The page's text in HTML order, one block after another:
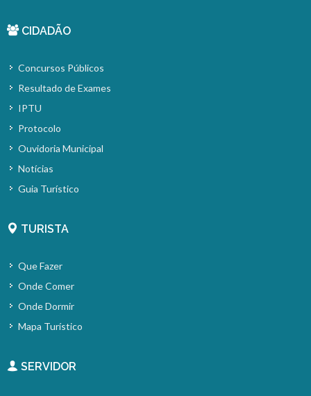
CIDADÃO
Concursos Públicos
Resultado de Exames
IPTU
Protocolo
Ouvidoria Municipal
Notícias
Guia Turístico
TURISTA
Que Fazer
Onde Comer
Onde Dormir
Mapa Turístico
SERVIDOR